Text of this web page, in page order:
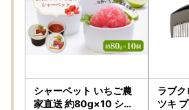
シャーベット いちご農
家直送 約80g×10 シャ
ラブク
ツキ